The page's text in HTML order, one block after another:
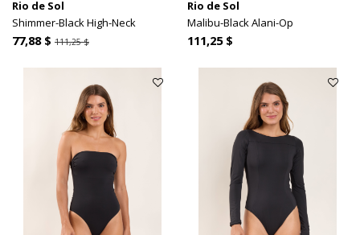
Rio de Sol
Shimmer-Black High-Neck
77,88 $ 111,25 $
Rio de Sol
Malibu-Black Alani-Op
111,25 $